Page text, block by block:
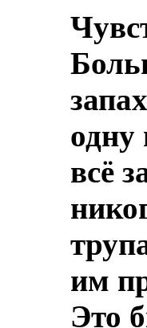
одну
всё
им
Это